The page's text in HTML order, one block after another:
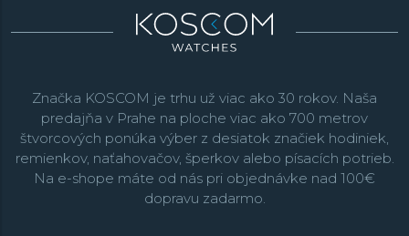
Značka KOSCOM je trhu už viac ako 30 rokov. Naša
predajňa v Prahe na ploche viac ako 700 metrov
štvorcových ponúka výber z desiatok značiek hodiniek,
remienkov, naťahovačov, šperkov alebo písacích potrieb.
Na e-shope máte od nás pri objednávke nad 100€
dopravu zadarmo.